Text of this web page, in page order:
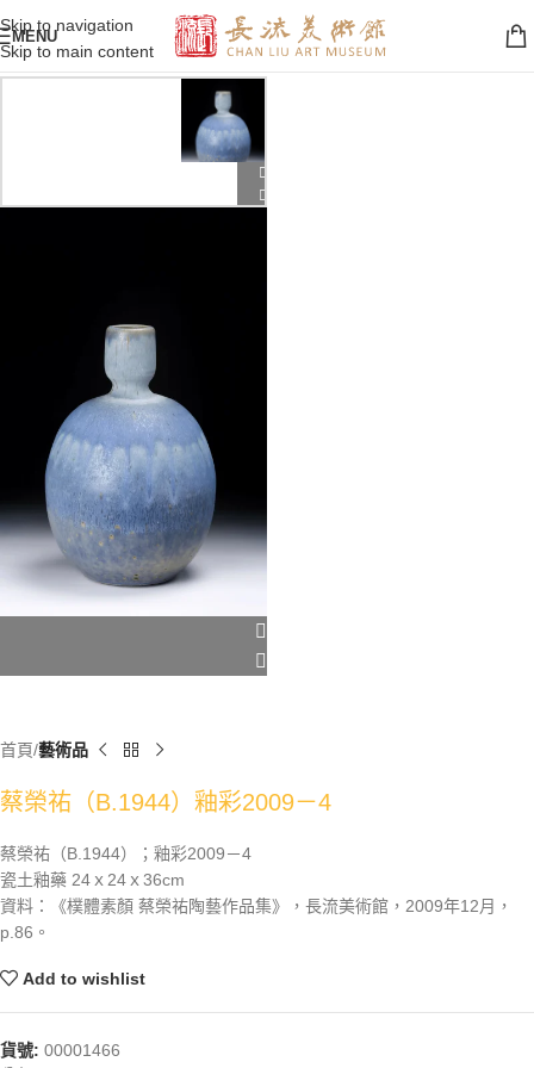
Skip to navigation
Skip to main content
MENU
首頁 藝術品
蔡榮祐（B.1944）釉彩2009－4
蔡榮祐（B.1944）；釉彩2009－4
瓷土釉藥 24ｘ24ｘ36cm
資料：《樸體素顏 蔡榮祐陶藝作品集》，長流美術館，2009年12月，
p.86。
Add to wishlist
貨號: 00001466